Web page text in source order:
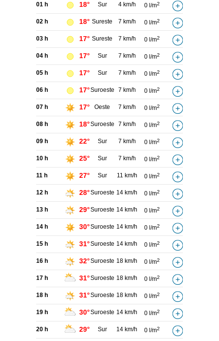
01 h 18° Sur 4 km/h 0 l/m2
02 h 18° Sureste 7 km/h 0 l/m2
03 h 17° Sureste 7 km/h 0 l/m2
04 h 17° Sur 7 km/h 0 l/m2
05 h 17° Sur 7 km/h 0 l/m2
06 h 17°Suroeste 7 km/h 0 l/m2
07 h 17° Oeste 7 km/h 0 l/m2
08 h 18°Suroeste 7 km/h 0 l/m2
09 h 22° Sur 7 km/h 0 l/m2
10 h 25° Sur 7 km/h 0 l/m2
11 h 27° Sur 11 km/h 0 l/m2
12 h 28°Suroeste 14 km/h 0 l/m2
13 h 29°Suroeste 14 km/h 0 l/m2
14 h 30°Suroeste 14 km/h 0 l/m2
15 h 31°Suroeste 14 km/h 0 l/m2
16 h 32°Suroeste 18 km/h 0 l/m2
17 h 31°Suroeste 18 km/h 0 l/m2
18 h 31°Suroeste 18 km/h 0 l/m2
19 h 30°Suroeste 14 km/h 0 l/m2
20 h 29° Sur 14 km/h 0 l/m2